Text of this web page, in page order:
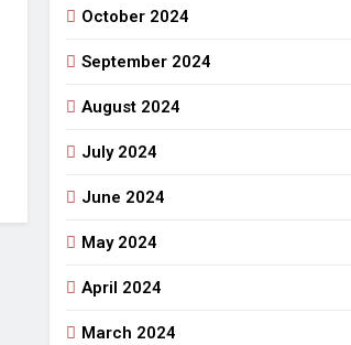
October 2024
September 2024
August 2024
July 2024
June 2024
May 2024
April 2024
March 2024